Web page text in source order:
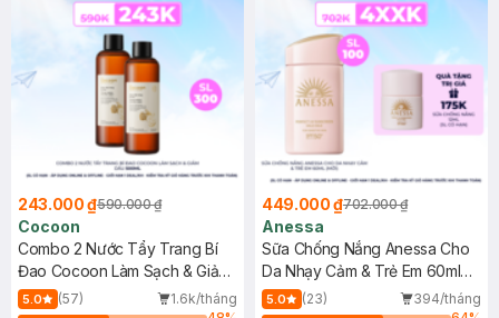
243.000 ₫590.000 ₫
Cocoon
Combo 2 Nước Tẩy Trang Bí
Đao Cocoon Làm Sạch & Giảm
Dầu 500ml
5.0 (57)
1.6k/tháng
449.000 ₫702.000 ₫
Anessa
Sữa Chống Nắng Anessa Cho
Da Nhạy Cảm & Trẻ Em 60ml
(Mới)
5.0 (23)
394/tháng